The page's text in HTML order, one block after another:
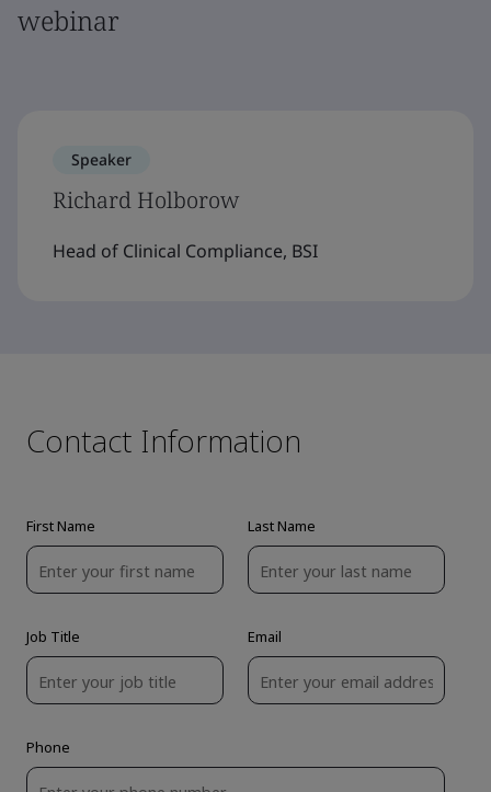
webinar
Speaker
Richard Holborow
Head of Clinical Compliance, BSI